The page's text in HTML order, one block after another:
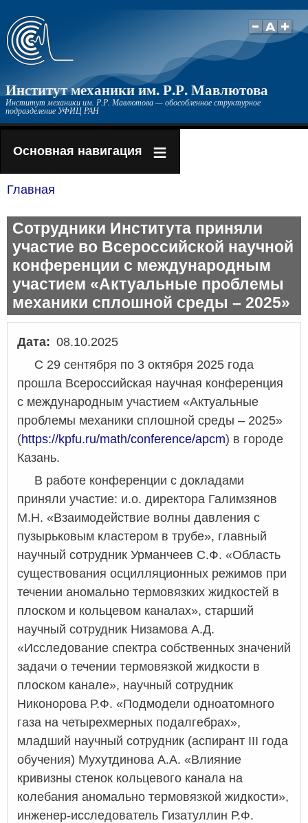
Перейти
основному
Институт механики им. Р.Р. Мавлютова
Институт механики им. Р.Р. Мавлютова — обособленное структурное
подразделение УФИЦ РАН
Основная навигация
навигации
Главная
Сотрудники Института приняли
участие во Всероссийской научной
конференции с международным
участием «Актуальные проблемы
механики сплошной среды – 2025»
Дата
08.10.2025
C 29 сентября по 3 октября 2025 года
прошла Всероссийская научная конференция
с международным участием «Актуальные
проблемы механики сплошной среды – 2025»
(https://kpfu.ru/math/conference/apcm) в городе
Казань.
В работе конференции с докладами
приняли участие: и.о. директора Галимзянов
М.Н. «Взаимодействие волны давления с
пузырьковым кластером в трубе», главный
научный сотрудник Урманчеев С.Ф. «Область
существования осцилляционных режимов при
течении аномально термовязких жидкостей в
плоском и кольцевом каналах», старший
научный сотрудник Низамова А.Д.
«Исследование спектра собственных значений
задачи о течении термовязкой жидкости в
плоском канале», научный сотрудник
Никонорова Р.Ф. «Подмодели одноатомного
газа на четырехмерных подалгебрах»,
младший научный сотрудник (аспирант III года
обучения) Мухутдинова А.А. «Влияние
кривизны стенок кольцевого канала на
колебания аномально термовязкой жидкости»,
инженер-исследователь Гизатуллин Р.Ф.